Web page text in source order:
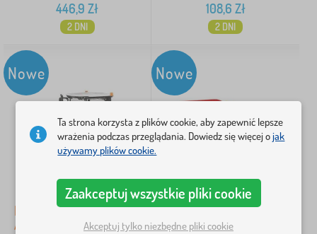
Usuń
446,9 Zł
2 DNI
108,6 Zł
2 DNI
Nowe
Bruder Traktor CLAAS
AXION 950
Nowe
Rainbow Paddington i
autobus
Ta strona korzysta z plików cookie, aby zapewnić lepsze
wrażenia podczas przeglądania. Dowiedz się więcej ojak
używamy plików cookie.
Zaakceptuj wszystkie pliki cookie
Akceptuj tylko niezbędne pliki cookie